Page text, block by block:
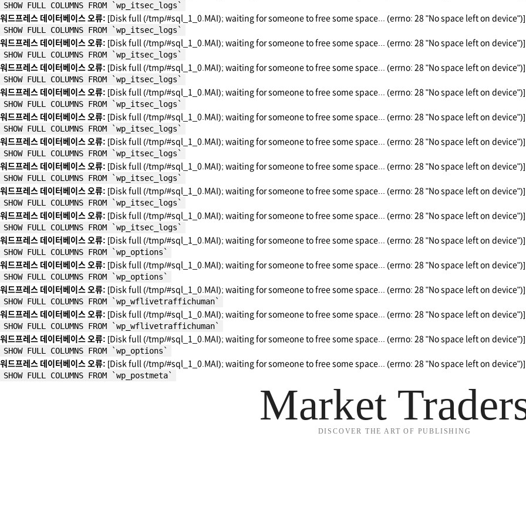
SHOW FULL COLUMNS FROM `wp_itsec_logs`
워드프레스 데이터베이스 오류: [Disk full (/tmp/#sql_1_0.MAI); waiting for someone to free some space... (errno: 28 "No space left on device")]
SHOW FULL COLUMNS FROM `wp_itsec_logs`
워드프레스 데이터베이스 오류: [Disk full (/tmp/#sql_1_0.MAI); waiting for someone to free some space... (errno: 28 "No space left on device")]
SHOW FULL COLUMNS FROM `wp_itsec_logs`
워드프레스 데이터베이스 오류: [Disk full (/tmp/#sql_1_0.MAI); waiting for someone to free some space... (errno: 28 "No space left on device")]
SHOW FULL COLUMNS FROM `wp_itsec_logs`
워드프레스 데이터베이스 오류: [Disk full (/tmp/#sql_1_0.MAI); waiting for someone to free some space... (errno: 28 "No space left on device")]
SHOW FULL COLUMNS FROM `wp_itsec_logs`
워드프레스 데이터베이스 오류: [Disk full (/tmp/#sql_1_0.MAI); waiting for someone to free some space... (errno: 28 "No space left on device")]
SHOW FULL COLUMNS FROM `wp_itsec_logs`
워드프레스 데이터베이스 오류: [Disk full (/tmp/#sql_1_0.MAI); waiting for someone to free some space... (errno: 28 "No space left on device")]
SHOW FULL COLUMNS FROM `wp_itsec_logs`
워드프레스 데이터베이스 오류: [Disk full (/tmp/#sql_1_0.MAI); waiting for someone to free some space... (errno: 28 "No space left on device")]
SHOW FULL COLUMNS FROM `wp_itsec_logs`
워드프레스 데이터베이스 오류: [Disk full (/tmp/#sql_1_0.MAI); waiting for someone to free some space... (errno: 28 "No space left on device")]
SHOW FULL COLUMNS FROM `wp_itsec_logs`
워드프레스 데이터베이스 오류: [Disk full (/tmp/#sql_1_0.MAI); waiting for someone to free some space... (errno: 28 "No space left on device")]
SHOW FULL COLUMNS FROM `wp_itsec_logs`
워드프레스 데이터베이스 오류: [Disk full (/tmp/#sql_1_0.MAI); waiting for someone to free some space... (errno: 28 "No space left on device")]
SHOW FULL COLUMNS FROM `wp_options`
워드프레스 데이터베이스 오류: [Disk full (/tmp/#sql_1_0.MAI); waiting for someone to free some space... (errno: 28 "No space left on device")]
SHOW FULL COLUMNS FROM `wp_options`
워드프레스 데이터베이스 오류: [Disk full (/tmp/#sql_1_0.MAI); waiting for someone to free some space... (errno: 28 "No space left on device")]
SHOW FULL COLUMNS FROM `wp_wflivetraffichuman`
워드프레스 데이터베이스 오류: [Disk full (/tmp/#sql_1_0.MAI); waiting for someone to free some space... (errno: 28 "No space left on device")]
SHOW FULL COLUMNS FROM `wp_wflivetraffichuman`
워드프레스 데이터베이스 오류: [Disk full (/tmp/#sql_1_0.MAI); waiting for someone to free some space... (errno: 28 "No space left on device")]
SHOW FULL COLUMNS FROM `wp_options`
워드프레스 데이터베이스 오류: [Disk full (/tmp/#sql_1_0.MAI); waiting for someone to free some space... (errno: 28 "No space left on device")]
SHOW FULL COLUMNS FROM `wp_postmeta`
Market
DISCOVER THE ART OF PUBLISHING